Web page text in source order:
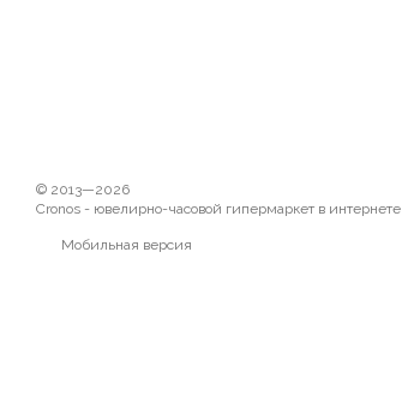
© 2013—2026
Cronos - ювелирно-часовой гипермаркет в интернете
Мобильная версия